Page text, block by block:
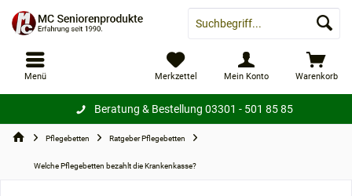
Beratung & Bestellung 03301 - 501 85 85
Warenkorb
Merkzettel Mein Konto
Menü
Pflegebetten Ratgeber Pflegebetten
Welche Pflegebetten bezahlt die Krankenkasse?